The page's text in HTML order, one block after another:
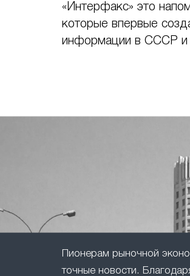
«Интерфакс» это
которые впервые
информации в СССР и
Пионерам рыночной
точные новости.